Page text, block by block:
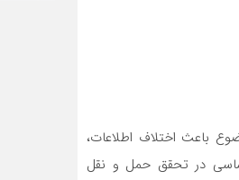
باعث اختلاف اطلاعات،
در تحقق حمل و نقل